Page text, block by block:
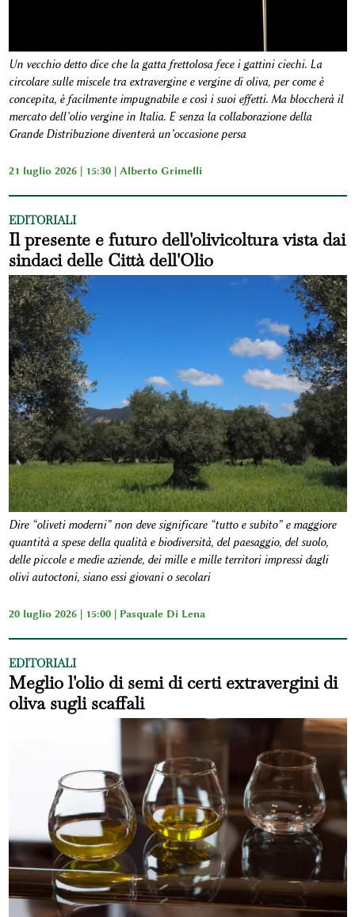
Un vecchio detto dice che la gatta frettolosa fece i gattini ciechi. La
circolare sulle miscele tra extravergine e vergine di oliva, per come è
concepita, è facilmente impugnabile e così i suoi effetti. Ma bloccherà il
mercato dell’olio vergine in Italia. E senza la collaborazione della
Grande Distribuzione diventerà un’occasione persa
21 luglio 2026 | 15:30 | Alberto Grimelli
EDITORIALI
Il presente e futuro dell'olivicoltura vista dai
sindaci delle Città dell'Olio
Dire “oliveti moderni” non deve significare “tutto e subito” e maggiore
quantità a spese della qualità e biodiversità, del paesaggio, del suolo,
delle piccole e medie aziende, dei mille e mille territori impressi dagli
olivi autoctoni, siano essi giovani o secolari
20 luglio 2026 | 15:00 | Pasquale Di Lena
EDITORIALI
Meglio l'olio di semi di certi extravergini di
oliva sugli scaffali